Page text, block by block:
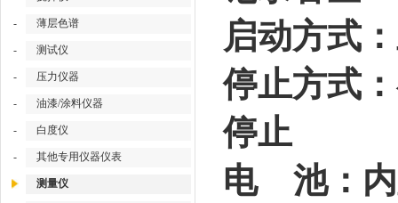
- 薄层色谱
- 测试仪
- 压力仪器
- 油漆/涂料仪器
- 白度仪
- 其他专用仪器仪表
测量仪
启动方式
停止方式
停止
电 池：内